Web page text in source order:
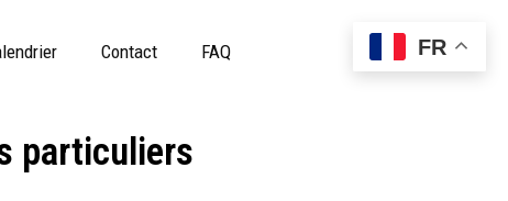
Contact FAQ
particuliers
FR